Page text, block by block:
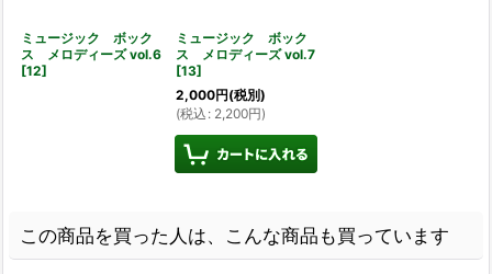
ミュージック ボック
ス メロディーズ vol.6
[12]
ミュージック ボック
ス メロディーズ vol.7
[13]
2,000円(税別)
(税込 : 2,200円)
この商品を買った人は、こんな商品も買っています